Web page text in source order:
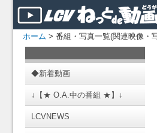
ホーム > 番組・写真一覧(関連映像・
◆新着動画
↓【★ O.A.中の番組 ★】↓
LCVNEWS